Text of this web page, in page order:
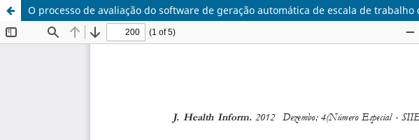
O processo de avaliação do software de geração automática de escala de